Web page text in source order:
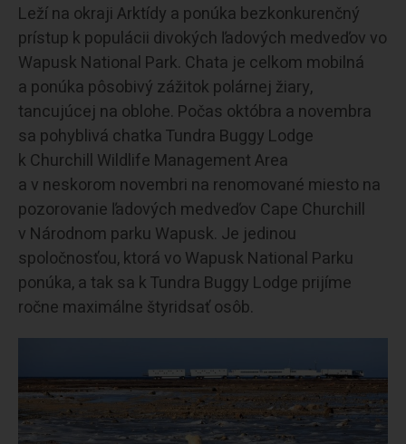
Leží na okraji Arktídy a ponúka bezkonkurenčný
prístup k populácii divokých ľadových medveďov vo
Wapusk National Park. Chata je celkom mobilná
a ponúka pôsobivý zážitok polárnej žiary,
tancujúcej na oblohe. Počas októbra a novembra
sa pohyblivá chatka Tundra Buggy Lodge
k Churchill Wildlife Management Area
a v neskorom novembri na renomované miesto na
pozorovanie ľadových medveďov Cape Churchill
v Národnom parku Wapusk. Je jedinou
spoločnosťou, ktorá vo Wapusk National Parku
ponúka, a tak sa k Tundra Buggy Lodge prijíme
ročne maximálne štyridsať osôb.